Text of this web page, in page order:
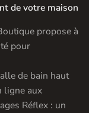
de votre maison
propose à
pour
de bain haut
ligne aux
Réflex : un